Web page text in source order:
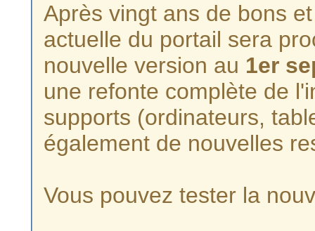
Après vingt ans de bons
actuelle du portail sera
nouvelle version au 1er
une refonte complète de
supports (ordinateurs,
également de nouvelles
Vous pouvez tester la